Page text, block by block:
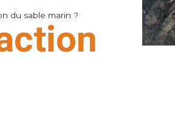
du sable marin ?